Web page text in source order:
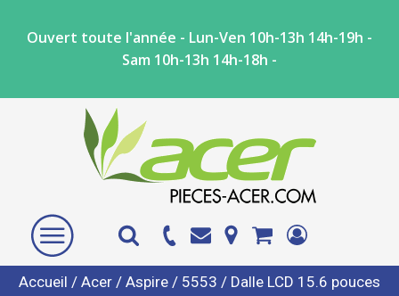
Ouvert toute l'année - Lun-Ven 10h-13h 14h-19h -
Sam 10h-13h 14h-18h -
Accueil / Acer / Aspire / 5553 / Dalle LCD 15.6 pouces